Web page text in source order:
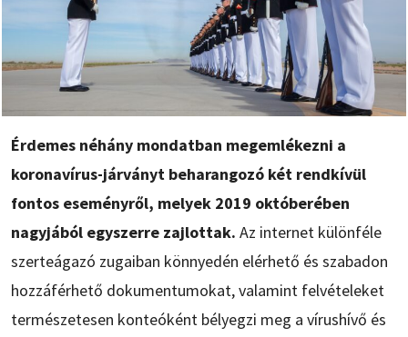
Érdemes néhány mondatban megemlékezni a
koronavírus-járványt beharangozó két rendkívül
fontos eseményről, melyek 2019 októberében
nagyjából egyszerre zajlottak. Az internet különféle
szerteágazó zugaiban könnyedén elérhető és szabadon
hozzáférhető dokumentumokat, valamint felvételeket
természetesen konteóként bélyegzi meg a vírushívő és